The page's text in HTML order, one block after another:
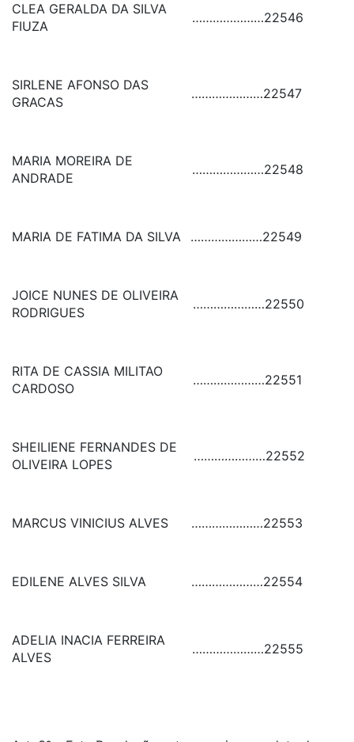
CLEA GERALDA DA SILVA
FIUZA
…………………22546
SIRLENE AFONSO DAS
GRACAS
…………………22547
MARIA MOREIRA DE
ANDRADE
…………………22548
MARIA DE FATIMA DA SILVA …………………22549
JOICE NUNES DE OLIVEIRA
RODRIGUES
…………………22550
RITA DE CASSIA MILITAO
CARDOSO
…………………22551
SHEILIENE FERNANDES DE
OLIVEIRA LOPES
…………………22552
MARCUS VINICIUS ALVES …………………22553
EDILENE ALVES SILVA …………………22554
ADELIA INACIA FERREIRA
ALVES
…………………22555